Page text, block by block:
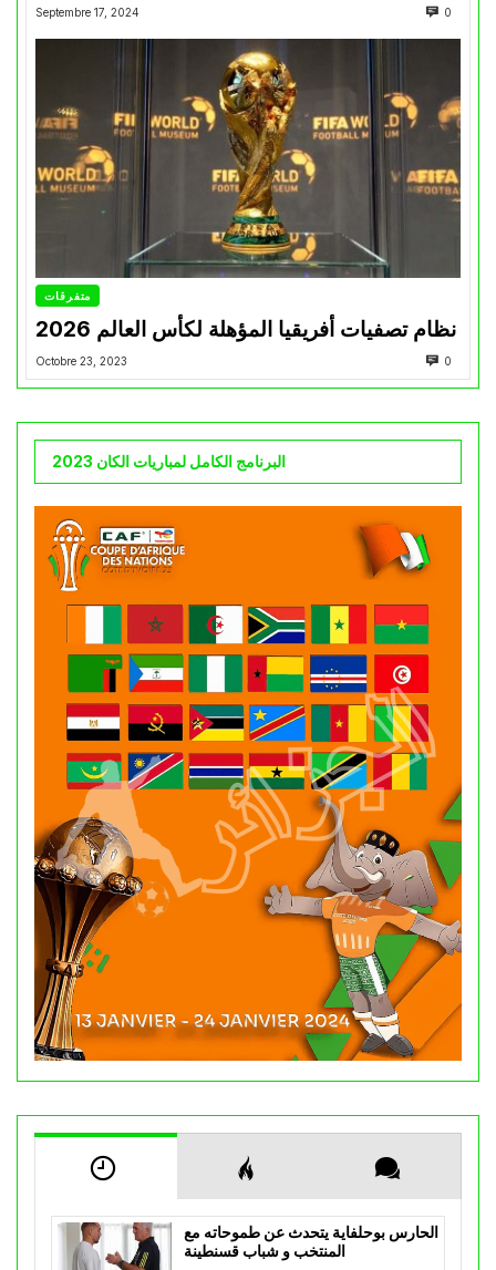
Septembre 17, 2024 0
متفرقات
نظام تصفيات أفريقيا المؤهلة لكأس العالم 2026
Octobre 23, 2023 0
البرنامج الكامل لمباريات الكان 2023
الحارس بوحلفاية يتحدث عن طموحاته مع
المنتخب و شباب قسنطينة